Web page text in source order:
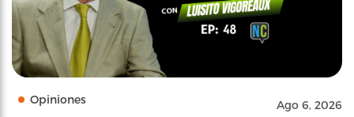
Opiniones Ago 6, 2026